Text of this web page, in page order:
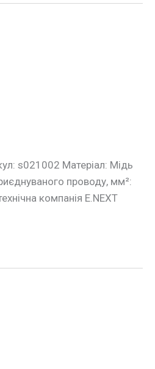
s021002 Матеріал: Мідь
проводу, мм²:
компанія E.NEXT